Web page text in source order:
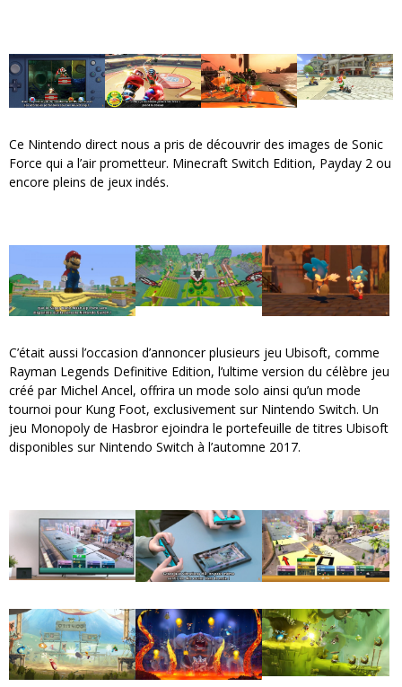
Ce Nintendo direct nous a pris de découvrir des images de Sonic
Force qui a l’air prometteur. Minecraft Switch Edition, Payday 2 ou
encore pleins de jeux indés.
C’était aussi l’occasion d’annoncer plusieurs jeu Ubisoft, comme
Rayman Legends Definitive Edition, l’ultime version du célèbre jeu
créé par Michel Ancel, offrira un mode solo ainsi qu’un mode
tournoi pour Kung Foot, exclusivement sur Nintendo Switch. Un
jeu Monopoly de Hasbror ejoindra le portefeuille de titres Ubisoft
disponibles sur Nintendo Switch à l’automne 2017.